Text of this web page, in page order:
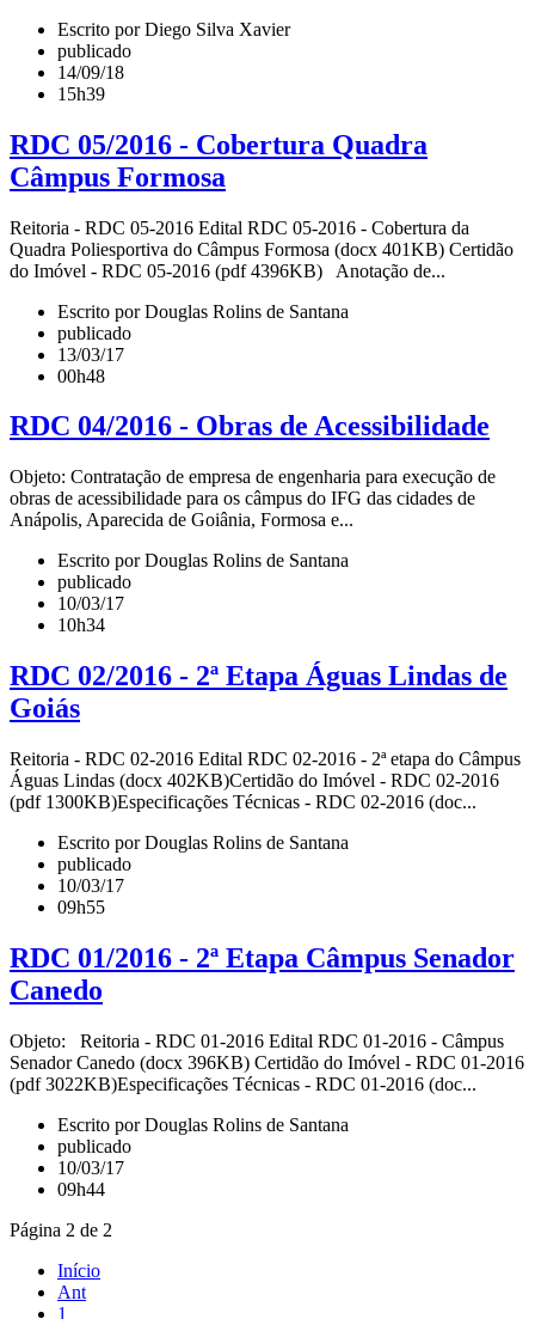
Escrito por Diego Silva Xavier
publicado
14/09/18
15h39
RDC 05/2016 - Cobertura Quadra
Câmpus Formosa
Reitoria - RDC 05-2016 Edital RDC 05-2016 - Cobertura da
Quadra Poliesportiva do Câmpus Formosa (docx 401KB) Certidão
do Imóvel - RDC 05-2016 (pdf 4396KB) Anotação de...
Escrito por Douglas Rolins de Santana
publicado
13/03/17
00h48
RDC 04/2016 - Obras de Acessibilidade
Objeto: Contratação de empresa de engenharia para execução de
obras de acessibilidade para os câmpus do IFG das cidades de
Anápolis, Aparecida de Goiânia, Formosa e...
Escrito por Douglas Rolins de Santana
publicado
10/03/17
10h34
RDC 02/2016 - 2ª Etapa Águas Lindas de
Goiás
Reitoria - RDC 02-2016 Edital RDC 02-2016 - 2ª etapa do Câmpus
Águas Lindas (docx 402KB)Certidão do Imóvel - RDC 02-2016
(pdf 1300KB)Especificações Técnicas - RDC 02-2016 (doc...
Escrito por Douglas Rolins de Santana
publicado
10/03/17
09h55
RDC 01/2016 - 2ª Etapa Câmpus Senador
Canedo
Objeto: Reitoria - RDC 01-2016 Edital RDC 01-2016 - Câmpus
Senador Canedo (docx 396KB) Certidão do Imóvel - RDC 01-2016
(pdf 3022KB)Especificações Técnicas - RDC 01-2016 (doc...
Escrito por Douglas Rolins de Santana
publicado
10/03/17
09h44
Página 2 de 2
Início
Ant
1